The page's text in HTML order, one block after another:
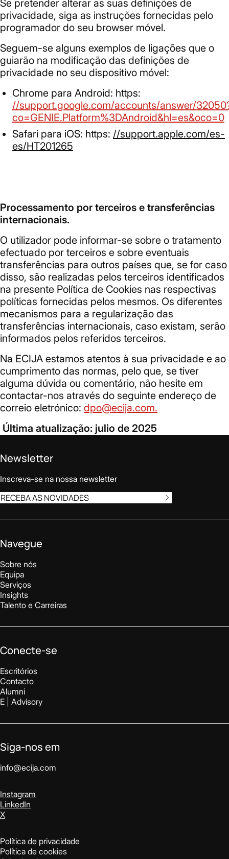
Se pretender alterar as suas definições de
privacidade, siga as instruções fornecidas pelo
programador do seu browser móvel.
Seguem-se alguns exemplos de ligações que o
guiarão na modificação das definições de
privacidade no seu dispositivo móvel:
Chrome para Android: https:
//support.google.com/accounts/answer/
co=GENIE.Platform%3DAndroid&hl=es&oco=0
Safari para iOS: https: //support.apple.com/es-
es/HT201265
Processamento por terceiros e transferências
internacionais.
O utilizador pode informar-se sobre o tratamento
efectuado por terceiros e sobre eventuais
transferências para outros países que, se for caso
disso, são realizadas pelos terceiros identificados
na presente Política de Cookies nas respectivas
políticas fornecidas pelos mesmos. Os diferentes
mecanismos para a regularização das
transferências internacionais, caso existam, serão
informados pelos referidos terceiros.
Na ECIJA estamos atentos à sua privacidade e ao
cumprimento das normas, pelo que, se tiver
alguma dúvida ou comentário, não hesite em
contactar-nos através do seguinte endereço de
correio eletrónico: dpo@ecija.com.
Última atualização: julio de 2025
Newsletter
Inscreva-se na nossa newsletter
RECEBA AS NOVIDADES
Navegue
Sobre nós
Equipa
Serviços
Insights
Talento e Carreiras
Conecte-se
Escritórios
Contacto
Alumni
E | Advisory
Siga-nos em
info@ecija.com
Instagram
LinkedIn
X
Política de privacidade
Política de cookies